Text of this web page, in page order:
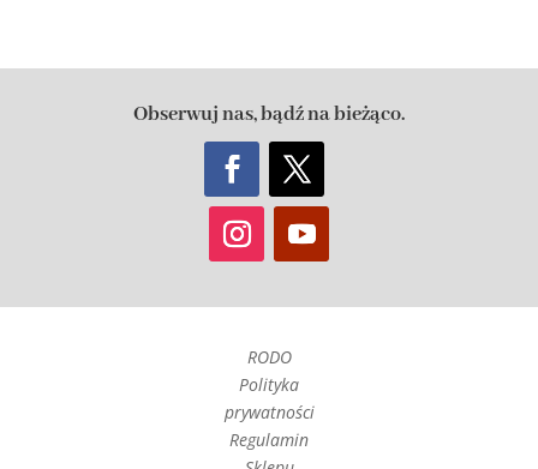
Obserwuj nas, bądź na bieżąco.
RODO
Polityka
prywatności
Regulamin